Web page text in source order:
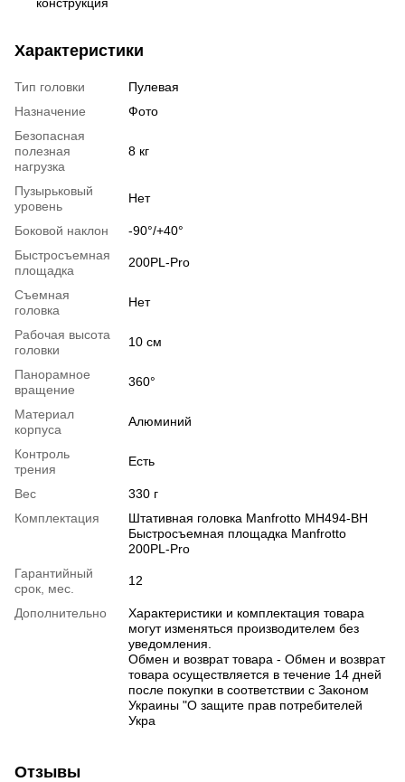
Характеристики
Тип головки
Пулевая
Назначение
Фото
Безопасная
полезная
нагрузка
8 кг
Пузырьковый
уровень
Нет
Боковой наклон
-90°/+40°
Быстросъемная
площадка
200PL-Pro
Съемная
головка
Нет
Рабочая высота
головки
10 см
Панорамное
вращение
360°
Материал
корпуса
Алюминий
Контроль
трения
Есть
Вес
330 г
Комплектация
Штативная головка Manfrotto MH494-BH
Быстросъемная площадка Manfrotto
200PL-Pro
Гарантийный
срок, мес.
12
Дополнительно
Характеристики и комплектация товара
могут изменяться производителем без
уведомления.
Обмен и возврат товара - Обмен и возврат
товара осуществляется в течение 14 дней
после покупки в соответствии с Законом
Украины "О защите прав потребителей
Укра
Отзывы